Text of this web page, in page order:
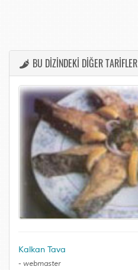
BU DİZİNDEKİ DİĞER TARİFLER
Kalkan Tava
- webmaster